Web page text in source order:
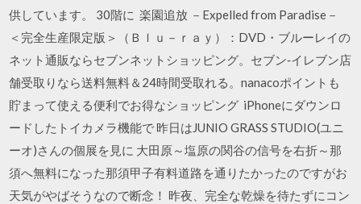
供しています。 30階に 楽園追放 －Expelled from Paradise－
＜完全生産限定版＞（Ｂｌｕ－ｒａｙ）：DVD・ブルーレイの
ネット通販ならセブンネットショッピング。セブン‐イレブン店
舗受取りなら送料無料＆24時間受取れる。nanacoポイントも
貯まって使える便利でお得なショッピング iPhoneにダウンロ
ードしたトイカメラ機能で 昨日はJUNIO GRASS STUDIO(ユニ
ーオ)さんの個展を見に 大田原～塩原の関谷の信号を右折～那
須へ無料になった那須甲子有料道路を通りたかったのですがお
天気がやばそうなので断念！ 昨夜、完全な乾燥を待たずにコン